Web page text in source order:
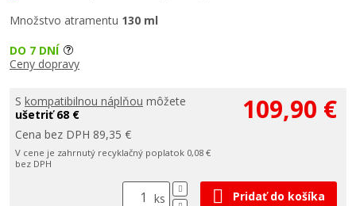
Množstvo atramentu 130 ml
DO 7 DNÍ
Ceny dopravy
S kompatibilnou náplňou môžete
ušetriť 68 €
Cena bez DPH 89,35 €
V cene je zahrnutý recyklačný poplatok 0,08 €
bez DPH
109,90 €
ks Pridať do košíka